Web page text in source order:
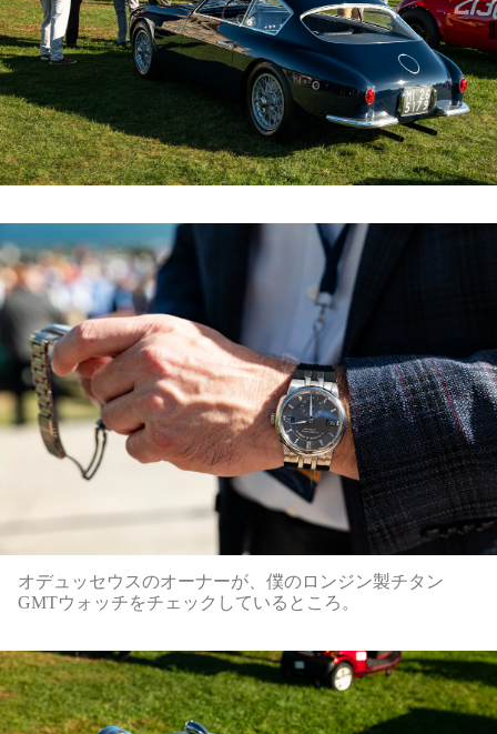
オデュッセウスのオーナーが、僕のロンジン製チタン
GMTウォッチをチェックしているところ。